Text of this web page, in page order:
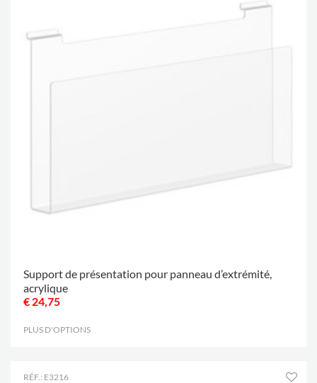
Support de présentation pour panneau d’extrémité,
acrylique
€ 24,75
PLUS D'OPTIONS
RÉF.: E3216